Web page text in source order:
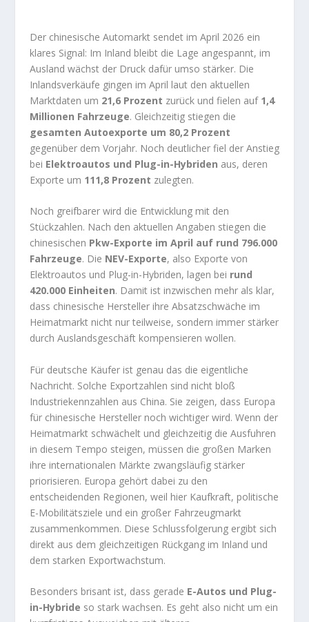
Der chinesische Automarkt sendet im April 2026 ein
klares Signal: Im Inland bleibt die Lage angespannt, im
Ausland wächst der Druck dafür umso stärker. Die
Inlandsverkäufe gingen im April laut den aktuellen
Marktdaten um 21,6 Prozent zurück und fielen auf 1,4
Millionen Fahrzeuge. Gleichzeitig stiegen die
gesamten Autoexporte um 80,2 Prozent
gegenüber dem Vorjahr. Noch deutlicher fiel der Anstieg
bei Elektroautos und Plug-in-Hybriden aus, deren
Exporte um 111,8 Prozent zulegten.
Noch greifbarer wird die Entwicklung mit den
Stückzahlen. Nach den aktuellen Angaben stiegen die
chinesischen Pkw-Exporte im April auf rund 796.000
Fahrzeuge. Die NEV-Exporte, also Exporte von
Elektroautos und Plug-in-Hybriden, lagen bei rund
420.000 Einheiten. Damit ist inzwischen mehr als klar,
dass chinesische Hersteller ihre Absatzschwäche im
Heimatmarkt nicht nur teilweise, sondern immer stärker
durch Auslandsgeschäft kompensieren wollen.
Für deutsche Käufer ist genau das die eigentliche
Nachricht. Solche Exportzahlen sind nicht bloß
Industriekennzahlen aus China. Sie zeigen, dass Europa
für chinesische Hersteller noch wichtiger wird. Wenn der
Heimatmarkt schwächelt und gleichzeitig die Ausfuhren
in diesem Tempo steigen, müssen die großen Marken
ihre internationalen Märkte zwangsläufig stärker
priorisieren. Europa gehört dabei zu den
entscheidenden Regionen, weil hier Kaufkraft, politische
E-Mobilitätsziele und ein großer Fahrzeugmarkt
zusammenkommen. Diese Schlussfolgerung ergibt sich
direkt aus dem gleichzeitigen Rückgang im Inland und
dem starken Exportwachstum.
Besonders brisant ist, dass gerade E-Autos und Plug-
in-Hybride so stark wachsen. Es geht also nicht um ein